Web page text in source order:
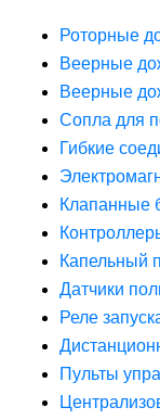
Роторные
Веерные
Веерные
Сопла для
Гибкие
Клапанные
Капельный
Датчики
Реле
Пульты